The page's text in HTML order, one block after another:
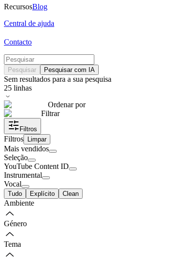
RecursosBlog
Central de ajuda
Contacto
Pesquisar Pesquisar com IA
Sem resultados para a sua pesquisa
25 linhas
Ordenar por
Filtrar
Filtros
Filtros Limpar
Mais vendidos
Seleção
YouTube Content ID
Instrumental
Vocal
Tudo Explícito Clean
Ambiente
Género
Tema